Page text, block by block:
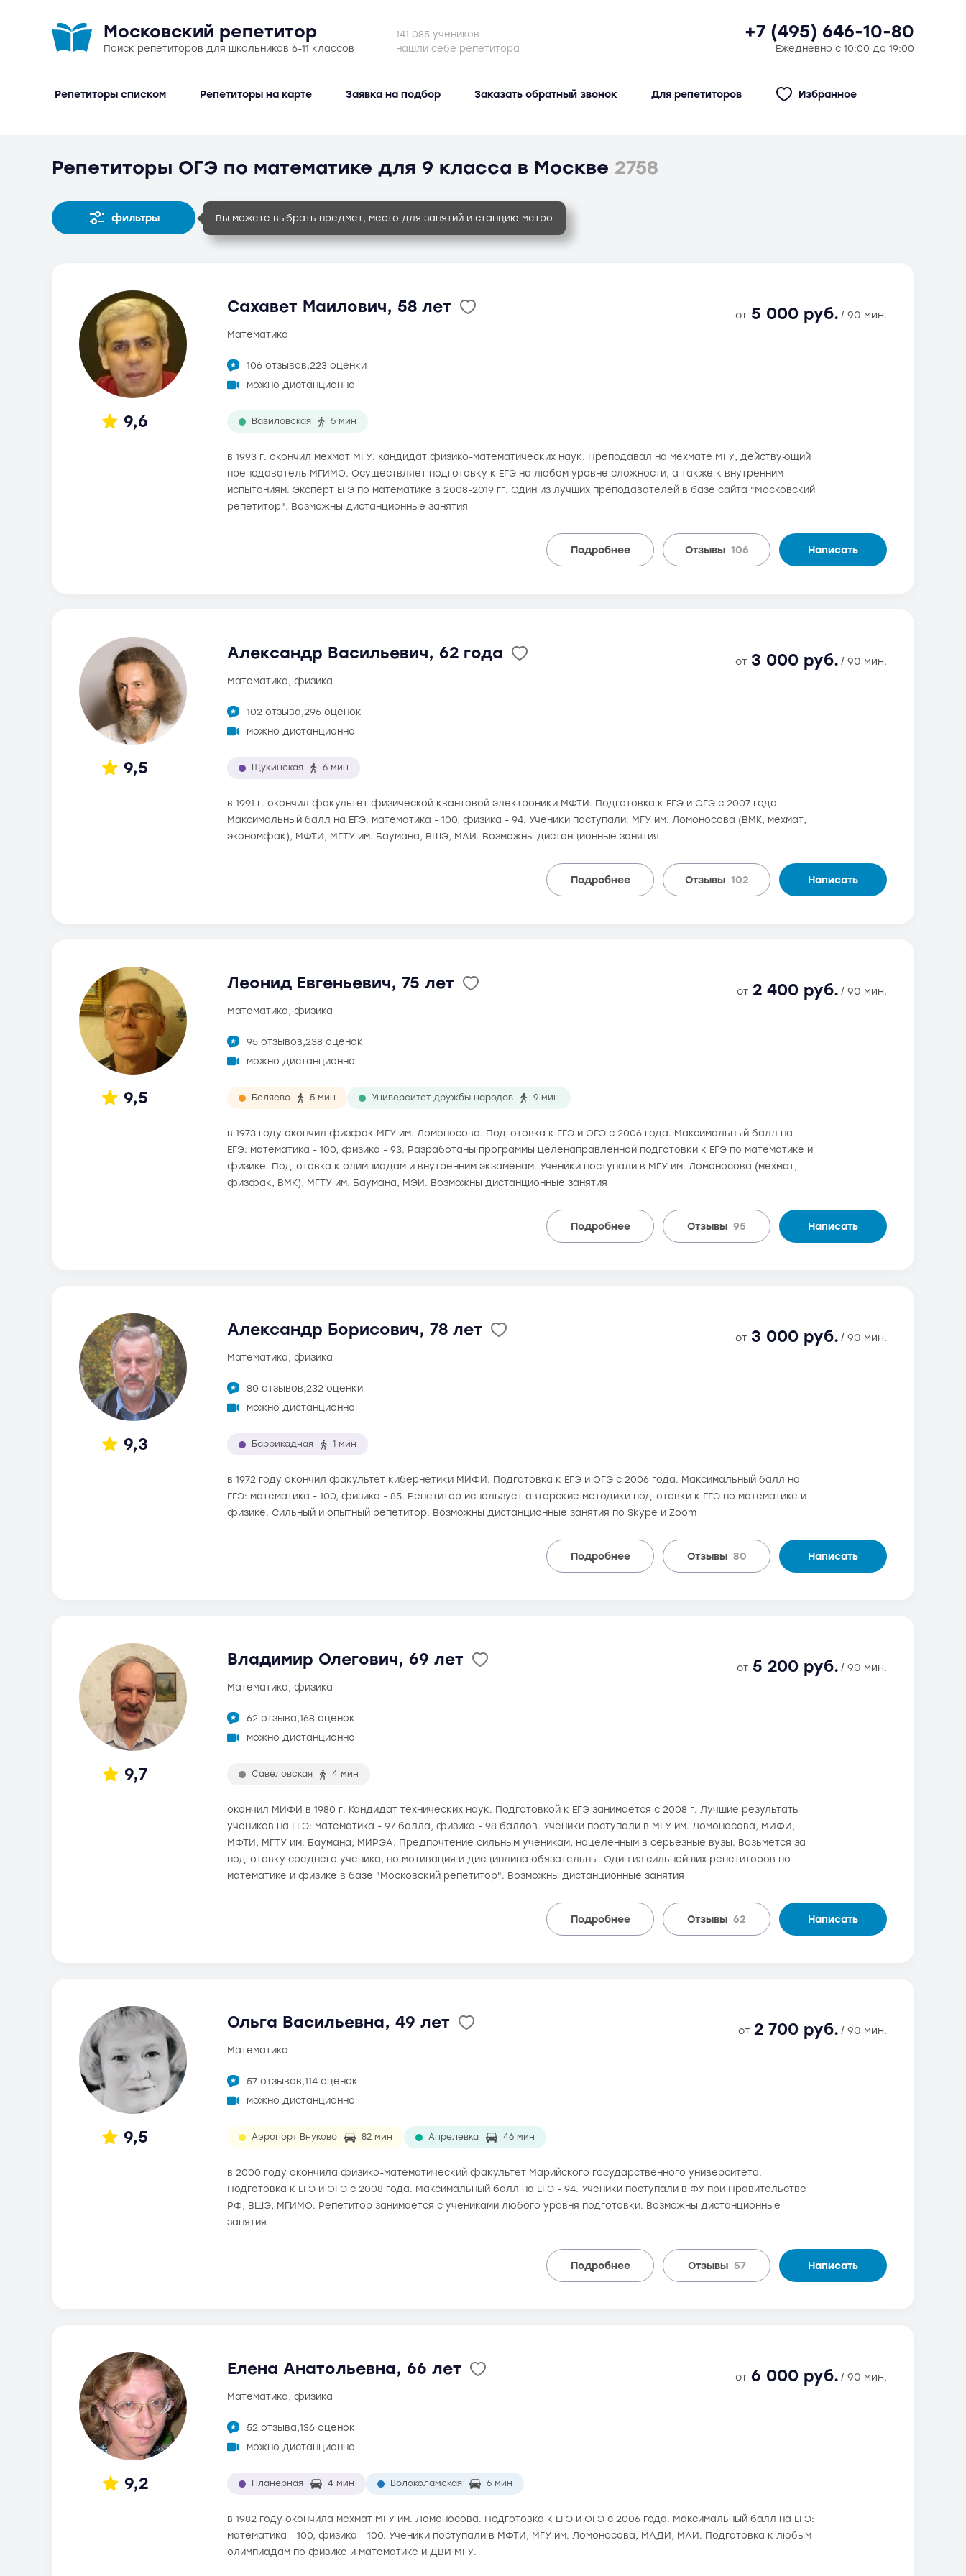
Московский репетитор +7 (495) 646-10-80
Поиск репетиторов для школьников 6-11 классов Ежедневно с 10:00 до 19:00
141 085 учеников
нашли себе репетитора
Репетиторы списком Репетиторы на карте Заявка на подбор Заказать обратный звонок Для репетиторов Избранное
Репетиторы ОГЭ по математике для 9 класса в Москве 2758
фильтры Вы можете выбрать предмет, место для занятий и станцию метро
9,6
Сахавет Маилович, 58 лет от 5 000 руб. / 90 мин.
математика
106 отзывов,223 оценки
можно дистанционно
Вавиловская 5 мин
в 1993 г. окончил мехмат МГУ. Кандидат физико-математических наук. Преподавал на мехмате МГУ, действующий
преподаватель МГИМО. Осуществляет подготовку к ЕГЭ на любом уровне сложности, а также к внутренним
испытаниям. Эксперт ЕГЭ по математике в 2008-2019 гг. Один из лучших преподавателей в базе сайта "Московский
репетитор". Возможны дистанционные занятия
Подробнее Отзывы 106 Написать
9,5
Александр Васильевич, 62 года от 3 000 руб. / 90 мин.
математика, физика
102 отзыва,296 оценок
можно дистанционно
Щукинская 6 мин
в 1991 г. окончил факультет физической квантовой электроники МФТИ. Подготовка к ЕГЭ и ОГЭ с 2007 года.
Максимальный балл на ЕГЭ: математика - 100, физика - 94. Ученики поступали: МГУ им. Ломоносова (ВМК, мехмат,
экономфак), МФТИ, МГТУ им. Баумана, ВШЭ, МАИ. Возможны дистанционные занятия
Подробнее Отзывы 102 Написать
9,5
Леонид Евгеньевич, 75 лет от 2 400 руб. / 90 мин.
математика, физика
95 отзывов,238 оценок
можно дистанционно
Беляево 5 мин Университет дружбы народов 9 мин
в 1973 году окончил физфак МГУ им. Ломоносова. Подготовка к ЕГЭ и ОГЭ с 2006 года. Максимальный балл на
ЕГЭ: математика - 100, физика - 93. Разработаны программы целенаправленной подготовки к ЕГЭ по математике и
физике. Подготовка к олимпиадам и внутренним экзаменам. Ученики поступали в МГУ им. Ломоносова (мехмат,
физфак, ВМК), МГТУ им. Баумана, МЭИ. Возможны дистанционные занятия
Подробнее Отзывы 95 Написать
9,3
Александр Борисович, 78 лет от 3 000 руб. / 90 мин.
математика, физика
80 отзывов,232 оценки
можно дистанционно
Баррикадная 1 мин
в 1972 году окончил факультет кибернетики МИФИ. Подготовка к ЕГЭ и ОГЭ с 2006 года. Максимальный балл на
ЕГЭ: математика - 100, физика - 85. Репетитор использует авторские методики подготовки к ЕГЭ по математике и
физике. Сильный и опытный репетитор. Возможны дистанционные занятия по Skype и Zoom
Подробнее Отзывы 80 Написать
9,7
Владимир Олегович, 69 лет от 5 200 руб. / 90 мин.
математика, физика
62 отзыва,168 оценок
можно дистанционно
Савёловская 4 мин
окончил МИФИ в 1980 г. Кандидат технических наук. Подготовкой к ЕГЭ занимается с 2008 г. Лучшие результаты
учеников на ЕГЭ: математика - 97 балла, физика - 98 баллов. Ученики поступали в МГУ им. Ломоносова, МИФИ,
МФТИ, МГТУ им. Баумана, МИРЭА. Предпочтение сильным ученикам, нацеленным в серьезные вузы. Возьмется за
подготовку среднего ученика, но мотивация и дисциплина обязательны. Один из сильнейших репетиторов по
математике и физике в базе "Московский репетитор". Возможны дистанционные занятия
Подробнее Отзывы 62 Написать
9,5
Ольга Васильевна, 49 лет от 2 700 руб. / 90 мин.
математика
57 отзывов,114 оценок
можно дистанционно
Аэропорт Внуково 82 мин Апрелевка 46 мин
в 2000 году окончила физико-математический факультет Марийского государственного университета.
Подготовка к ЕГЭ и ОГЭ с 2008 года. Максимальный балл на ЕГЭ - 94. Ученики поступали в ФУ при Правительстве
РФ, ВШЭ, МГИМО. Репетитор занимается с учениками любого уровня подготовки. Возможны дистанционные
занятия
Подробнее Отзывы 57 Написать
9,2
Елена Анатольевна, 66 лет от 6 000 руб. / 90 мин.
математика, физика
52 отзыва,136 оценок
можно дистанционно
Планерная 4 мин Волоколамская 6 мин
в 1982 году окончила мехмат МГУ им. Ломоносова. Подготовка к ЕГЭ и ОГЭ с 2006 года. Максимальный балл на ЕГЭ:
математика - 100, физика - 100. Ученики поступали в МФТИ, МГУ им. Ломоносова, МАДИ, МАИ. Подготовка к любым
олимпиадам по физике и математике и ДВИ МГУ.